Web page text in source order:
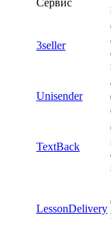
3seller
Unisender
TextBack
LessonDelivery